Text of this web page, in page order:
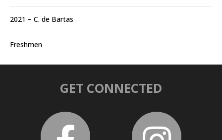
2021 – C. de Bartas
Freshmen
GET CONNECTED